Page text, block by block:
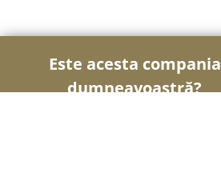
Este acesta compania
dumneavoastră?